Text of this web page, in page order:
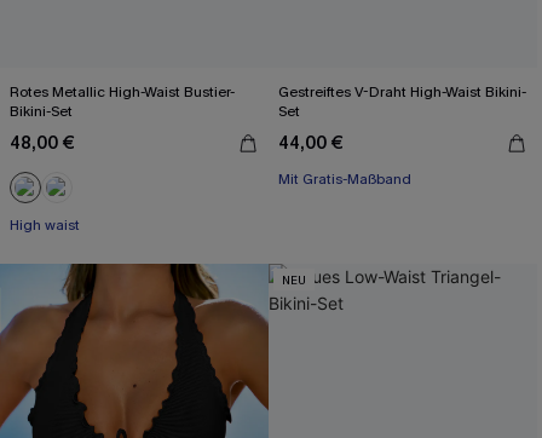
Rotes Metallic High-Waist Bustier-
Bikini-Set
48,00 €
High waist
Gestreiftes V-Draht High-Waist Bikini-
Set
44,00 €
Mit Gratis-Maßband
NEU